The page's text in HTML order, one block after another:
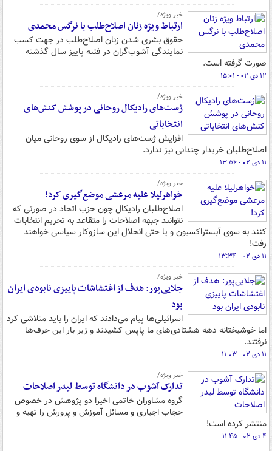
خبر ویژه/
ارتباط ویژه زنان اصلاح‌طلب با نرگس محمدی
حقوق بشری شدن زنان اصلاح‌طلب در جهت کسب
نمایندگی آشوب‌گران در فتنه پاییز سال گذشته
صورت گرفته است.
۱۲ دی ۰۲ - ۱۵:۰۱
خبر ویژه/
ژست‌های رادیکال روحانی در پوشش کنش‌های
انتخاباتی
افزایش ژست‌های رادیکال از سوی روحانی میان
اصلاح‌طلبان خریدار چندانی نیز ندارد.
۱۱ دی ۰۲ - ۱۳:۵۶
خبر ویژه/
خواهرلیلا علیه مرعشی موضع‌گیری کرد!
اصلاح‌طلبان رادیکال چون حزب اتحاد در صورتی که
نتوانند جبهه اصلاحات را متقاعد به تحریم انتخابات
کنند به سوی آبستراکسیون و یا حتی انحلال این سازوکار سیاسی خواهند
رفت!
۱۱ دی ۰۲ - ۱۳:۳۴
خبر ویژه/
جلایی‌پور: هدف از اغتشاشات پاییزی نابودی ایران
بود
اسرائیلی‌ها پیام می‌دادند که ایران را باید متلاشی کرد
اما خوشبختانه دهه هشتادی‌های ما پاپس کشیدند و زیر بار این حرف‌ها
نرفتند.
۱۱ دی ۰۲ - ۱۱:۰۳
خبر ویژه/
تدارک آشوب در دانشگاه توسط لیدر اصلاحات
گروه مشاوران خاتمی اخیرا دو پژوهش در خصوص
حجاب اجباری و مسائل آموزش و پرورش را تهیه و
منتشر کرده است!
۴ دی ۰۲ - ۱۱:۴۵